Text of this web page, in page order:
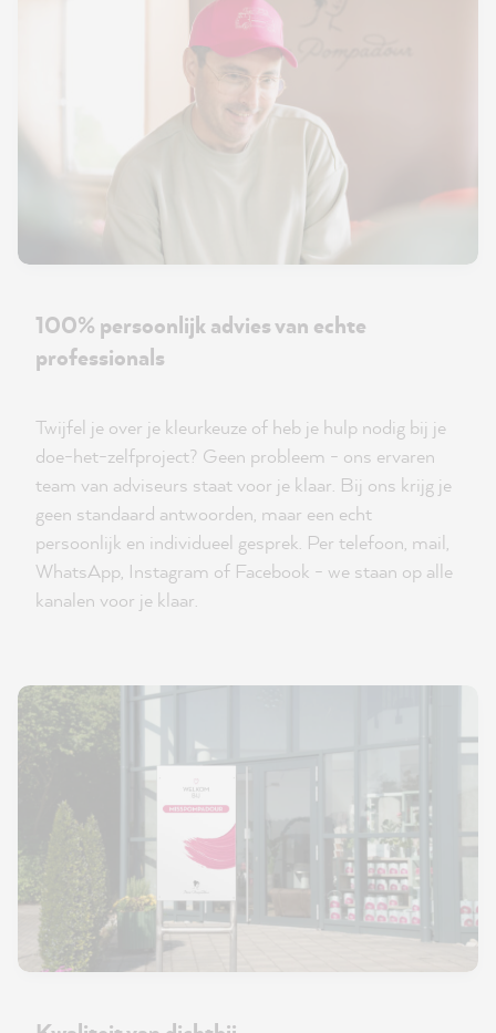
100% persoonlijk advies van echte
professionals
Twijfel je over je kleurkeuze of heb je hulp nodig bij je
doe-het-zelfproject? Geen probleem - ons ervaren
team van adviseurs staat voor je klaar. Bij ons krijg je
geen standaard antwoorden, maar een echt
persoonlijk en individueel gesprek. Per telefoon, mail,
WhatsApp, Instagram of Facebook - we staan op alle
kanalen voor je klaar.